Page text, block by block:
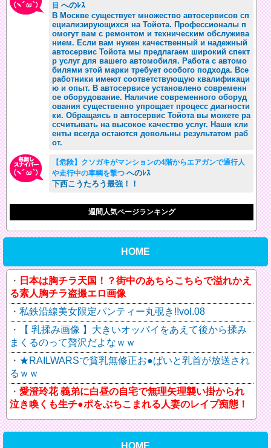
目 へのﾚｽ
В Москве существует множество автосервисов сп
ециализирующихся на Тойота. Профессионалы п
омогут вам с ремонтом и техническим обслужива
нием. Если вам нужен качественный и надежный
автосервис Тойота мы предлагаем широкий спект
р услуг для вашего автомобиля. Работа с автомо
билями этой марки требует особого подхода. Все
работники имеют соответствующую квалификаци
ю и опыт. В автосервисе установлено современн
ое оборудование. Наличие современного оборуд
ования существенно упрощает процесс диагности
ки. Обращаясь в автосервис Тойота вы можете ра
ссчитывать на высокое качество услуг. Наши кли
енты всегда остаются довольны результатом раб
от.
【危険】クソガキがマンションの4階からエアガンで通行人
や走行中の車輌を撃つ へのﾚｽ
下西こうたろう最強！！
週間人気ページランキング
HOME
日本は胸チラ天国！？街中のあちらこちらで溢れかえ
る素人胸チラ盗撮エロ画像
私鉄沿線美女限定パンティー丸覗き!!vol.08
【 乳揉み画像 】大きいオッパイをあえて後から揉み
まくるのって贅沢だよなｗｗ
★RAILWARSで貧乳無修正お●ぱいと乳首が放送され
るｗｗ
愛澄玲花 義弟に白昼の自宅で無理矢理襲い掛かられ
泣き喚くも生チ●ポをぶちこまれる人妻のレイプ痴態！